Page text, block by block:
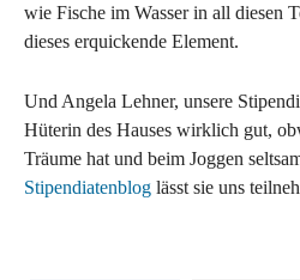
wie Fische im Wasser in all diesen
dieses erquickende Element.
Und Angela Lehner, unsere
Hüterin des Hauses wirklich gut,
Träume hat und beim Joggen
Stipendiatenblog lässt sie uns